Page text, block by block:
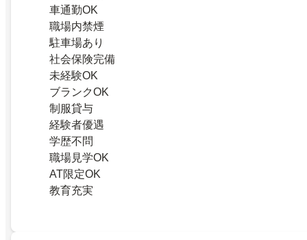
車通勤OK
職場内禁煙
駐車場あり
社会保険完備
未経験OK
ブランクOK
制服貸与
経験者優遇
学歴不問
職場見学OK
AT限定OK
教育充実